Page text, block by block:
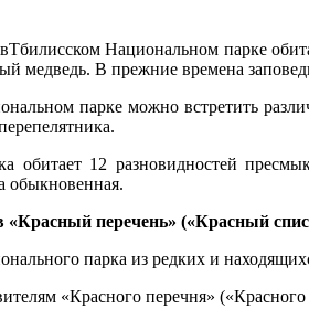
Национальном парке
медведь. В прежние времена
парке можно встретить
обитает 12 разновидностей
обыкновенная.
«Красный перечень» («Красный
парка из редких и
«Красного перечня»